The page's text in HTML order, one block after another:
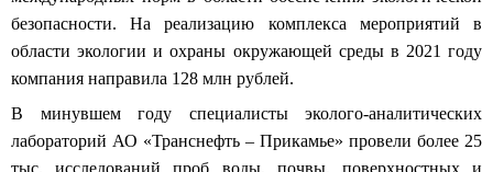
безопасности.На реализацию комплекса мероприятийв
области экологии и охраны окружающей среды в 2021 году
компания направила 128 млн рублей.
В минувшемгоду специалисты эколого-аналитических
лабораторий АО «Транснефть – Прикамье» провели более 25
тыс
исследований проб воды, почвы,
поверхностных и